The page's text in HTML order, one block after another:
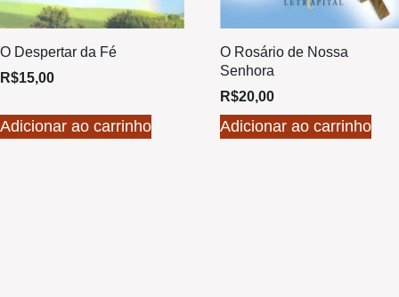
O Despertar da Fé
R$15,00
Adicionar ao carrinho
O Rosário de Nossa
Senhora
R$20,00
Adicionar ao carrinho